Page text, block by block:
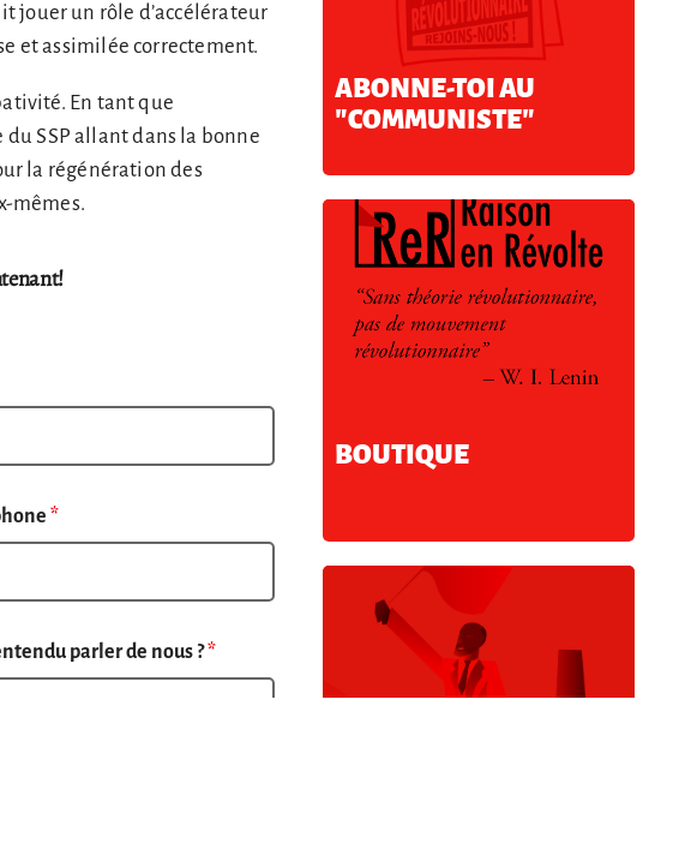
jouer un rôle d’accélérateur
et assimilée correctement.
En tant que
SSP allant dans la bonne
la régénération des
mêmes.
*
parler de nous ?*
ABONNE-TOI AU
"COMMUNISTE"
BOUTIQUE